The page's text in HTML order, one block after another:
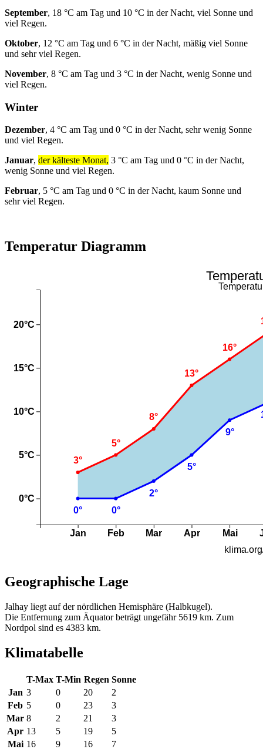
September, 18 °C am Tag und 10 °C in der Nacht, viel Sonne und
viel Regen.
Oktober, 12 °C am Tag und 6 °C in der Nacht, mäßig viel Sonne
und sehr viel Regen.
November, 8 °C am Tag und 3 °C in der Nacht, wenig Sonne und
viel Regen.
Winter
Dezember, 4 °C am Tag und 0 °C in der Nacht, sehr wenig Sonne
und viel Regen.
Januar, der kälteste Monat, 3 °C am Tag und 0 °C in der Nacht,
wenig Sonne und viel Regen.
Februar, 5 °C am Tag und 0 °C in der Nacht, kaum Sonne und
sehr viel Regen.
Temperatur Diagramm
Geographische Lage
Jalhay liegt auf der nördlichen Hemisphäre (Halbkugel).
Die Entfernung zum Äquator beträgt ungefähr 5619 km. Zum
Nordpol sind es 4383 km.
Klimatabelle
T-Max T-Min Regen Sonne
Jan 3 0 20
2
Feb 5 0 23
3
Mar 8 2 21
3
Apr 13 5 19
5
Mai 16 9 16 7